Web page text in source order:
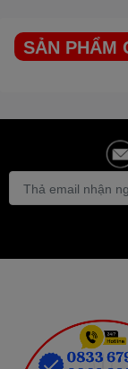
SẢN PHẨM